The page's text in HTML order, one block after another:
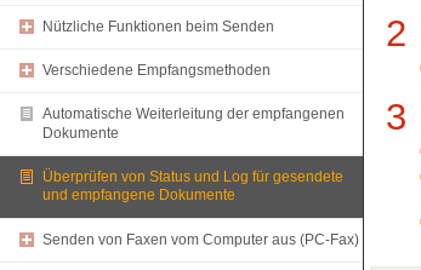
Nützliche Funktionen beim Senden
Verschiedene Empfangsmethoden
Automatische Weiterleitung der empfangenen
Dokumente
Überprüfen von Status und Log für gesendete
und empfangene Dokumente
Senden von Faxen vom Computer aus (PC-Fax)
2
3